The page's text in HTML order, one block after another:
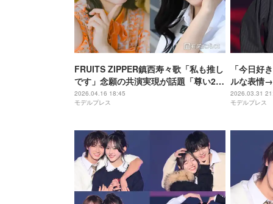
FRUITS ZIPPER鎮西寿々歌「私も推し
です」念願の共演実現が話題「尊い2
人」「両想いだ」
2026.04.16 18:45
モデルプレス
「今日好
ルな表情
っぽブラ
代2026】
2026.03.31
モデルプレス